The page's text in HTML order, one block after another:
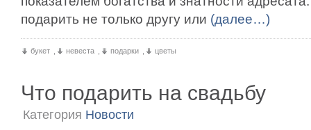
подарить не только другу или (далее…)
букет невеста подарки цветы
Что подарить на свадьбу
Категория Новости